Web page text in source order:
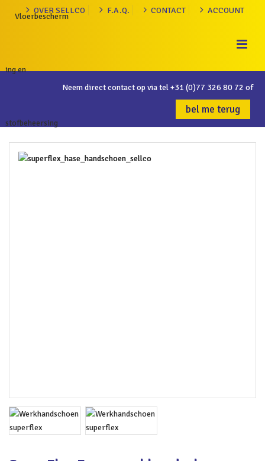
OVER SELLCO F.A.Q. CONTACT ACCOUNT
Neem direct contact op via tel+31 (0)77 326 80 72 of
bel me terug